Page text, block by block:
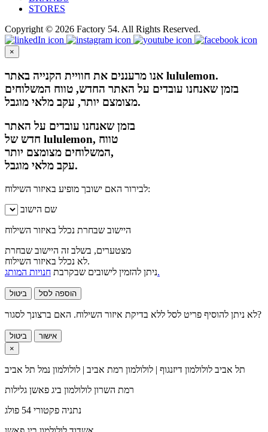
STORES
Copyright © 2026 Factory 54. All Rights Reserved.
×
אנו מרעננים את חוויית הקנייה באתר lululemon.
בזמן שאנחנו עובדים על האתר החדש, טווח המשלוחים
מצומצם יותר, עקב מלאי מוגבל.
בזמן שאנחנו עובדים על האתר
חדש של lululemon, טווח
המשלוחים מצומצם יותר,
עקב מלאי מוגבל.
לבירור האם ישובך מופיע באיזור השילוח:
שם הישוב
היישוב שבחרת נכלל באיזור השילוח
מצטערים, בשלב זה היישוב שבחרת
לא נכלל באיזור השילוח.
ניתן להזמין לישובים שבקרבתחנויות המותג.
ביטול הוספה לסל
לא ניתן להוסיף פריט לסל ללא בדיקת איזור השילוח. האם ברצונך לסגור?
ביטול
אישור
×
תל אביב לולולמון דיזנגוף | לולולמון רמת אביב | לולולמון נמל תל אביב
רמת השרון לולולמון ביג פאשן גלילות
נתניה פקטורי 54 פולג